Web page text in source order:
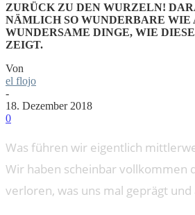
ZURÜCK ZU DEN WURZELN!
NÄMLICH SO WUNDERBARE WIE
WUNDERSAME DINGE, WIE
ZEIGT.
Von
el flojo
-
18. Dezember 2018
0
Was führen wir eigentlich
Wir haben scheinbar vollkommen
verloren, was uns mal geprägt und